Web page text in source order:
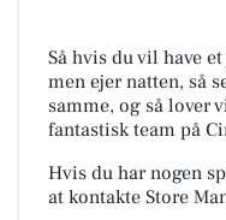
Så hvis du vil have
men ejer natten, så
samme, og så lover
fantastisk team på
Hvis du har nogen
at kontakte Store